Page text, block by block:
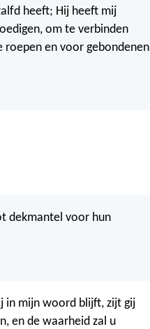
heeft; Hij heeft mij
om te verbinden
roepen en voor gebondenen
dekmantel voor hun
in mijn woord blijft, zijt gij
en de waarheid zal u